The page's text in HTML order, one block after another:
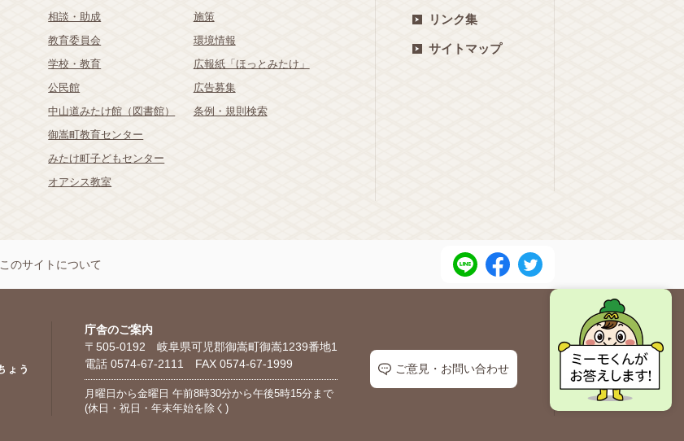
相談・助成
教育委員会
学校・教育
公民館
中山道みたけ館（図書館）
御嵩町教育センター
みたけ町子どもセンター
オアシス教室
施策
環境情報
広報紙「ほっとみたけ」
広告募集
条例・規則検索
リンク集
サイトマップ
このサイトについて
庁舎のご案内
〒505-0192 岐阜県可児郡御嵩町御嵩1239番地1
電話 0574-67-2111 FAX 0574-67-1999
月曜日から金曜日 午前8時30分から午後5時15分まで
(休日・祝日・年末年始を除く)
ご意見・お問い合わせ